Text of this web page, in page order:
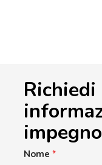
Nome *